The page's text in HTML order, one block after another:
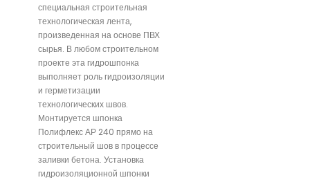
специальная строительная
технологическая лента,
произведенная на основе ПВХ
сырья. В любом строительном
проекте эта гидрошпонка
выполняет роль гидроизоляции
и герметизации
технологических швов.
Монтируется шпонка
Полифлекс АР 240 прямо на
строительный шов в процессе
заливки бетона. Установка
гидроизоляционной шпонки